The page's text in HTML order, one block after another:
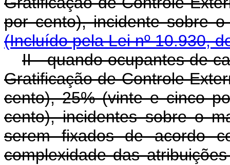
por cento), incidente sobre
(Incluído pela Lei nº 10.930,
II - quando ocupantes de
Gratificação de Controle
cento), 25% (vinte e cinco
cento), incidentes sobre o
serem fixados de acordo
complexidade das